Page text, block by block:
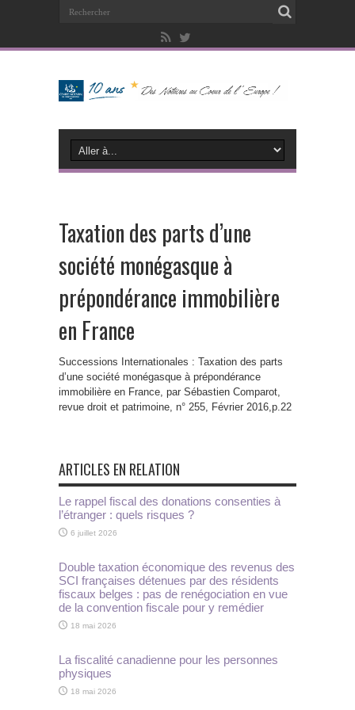
Taxation des parts d’une
société monégasque à
prépondérance immobilière
en France
Successions Internationales : Taxation des parts
d’une société monégasque à prépondérance
immobilière en France, par Sébastien Comparot,
revue droit et patrimoine, n° 255, Février 2016,p.22
ARTICLES EN RELATION
Le rappel fiscal des donations consenties à
l’étranger : quels risques ?
6 juillet 2026
Double taxation économique des revenus des
SCI françaises détenues par des résidents
fiscaux belges : pas de renégociation en vue
de la convention fiscale pour y remédier
18 mai 2026
La fiscalité canadienne pour les personnes
physiques
18 mai 2026